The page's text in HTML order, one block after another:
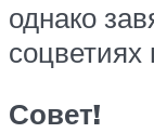
однако
Совет!